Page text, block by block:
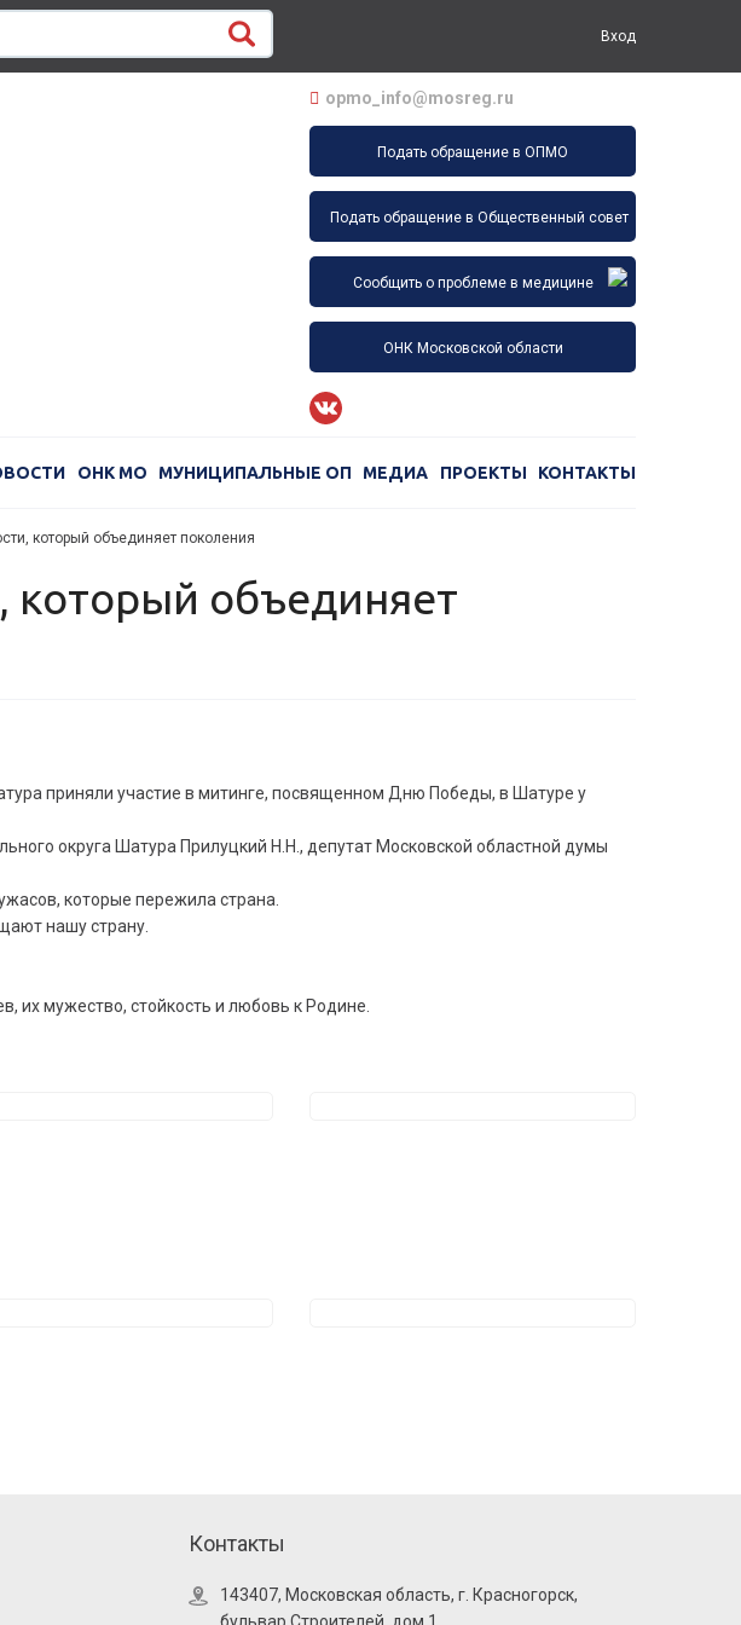
Вход
opmo_info@mosreg.ru
Подать обращение в ОПМО
Подать обращение в Общественный совет
Сообщить о проблеме в медицине
ОНК Московской области
ОНК МО МУНИЦИПАЛЬНЫЕ ОП МЕДИА ПРОЕКТЫ КОНТАКТЫ
который объединяет поколения
приняли участие в митинге, посвященном Дню Победы, в Шатуре у
округа Шатура Прилуцкий Н.Н., депутат Московской областной думы
которые пережила страна.
нашу страну.
их мужество, стойкость и любовь к Родине.
Контакты
143407, Московская область, г. Красногорск,
бульвар Строителей, дом 1